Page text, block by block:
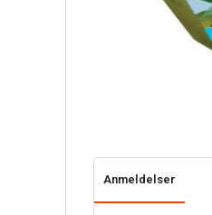
Anmeldelser